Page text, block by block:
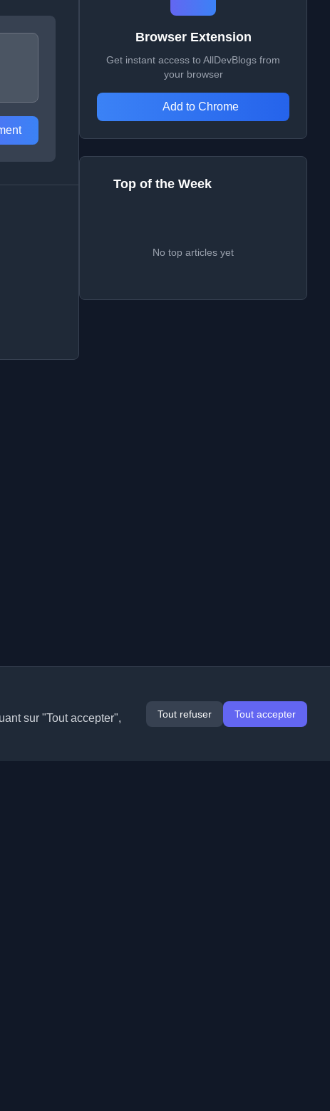
Browser Extension
Get instant access to AllDevBlogs from
your browser
Add to Chrome
Top of the Week
No top articles yet
sur "Tout accepter",
Tout refuser Tout accepter